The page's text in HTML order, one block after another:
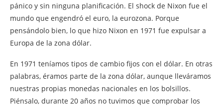
pánico y sin ninguna planificación. El shock de Nixon fue el
mundo que engendró el euro, la eurozona. Porque
pensándolo bien, lo que hizo Nixon en 1971 fue expulsar a
Europa de la zona dólar.
En 1971 teníamos tipos de cambio fijos con el dólar. En otras
palabras, éramos parte de la zona dólar, aunque lleváramos
nuestras propias monedas nacionales en los bolsillos.
Piénsalo, durante 20 años no tuvimos que comprobar los